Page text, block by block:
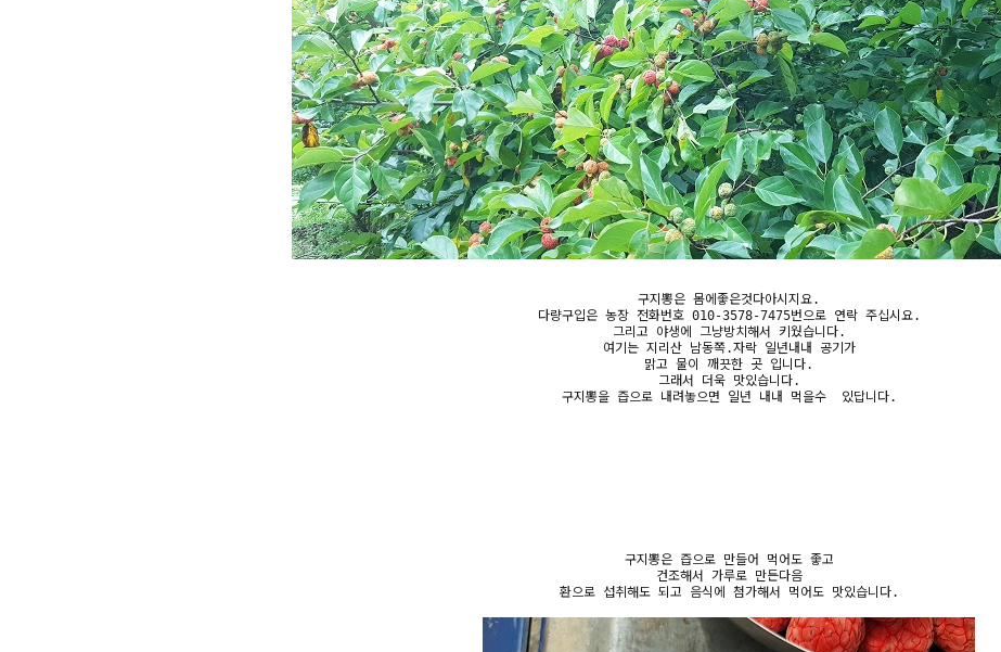
구지뽕은 몸에좋은것다아시지요.
다량구입은 농장 전화번호 010-3578-7475번으로 연락 주십시요.
그리고 야생에 그냥방치해서 키웠습니다.
여기는 지리산 남동쪽.자락 일년내내 공기가
맑고 물이 깨끗한 곳 입니다.
그래서 더욱 맛있습니다.
구지뽕을 즙으로 내려놓으면 일년 내내 먹을수 있답니다.
구지뽕은 즙으로 만들어 먹어도 좋고
건조해서 가루로 만든다음
환으로 섭취해도 되고 음식에 첨가해서 먹어도 맛있습니다.